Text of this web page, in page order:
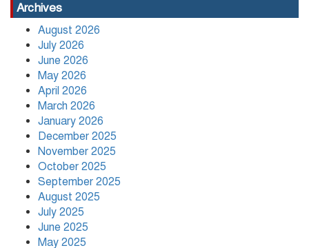
বাংলা, ইংরেজি ও গণিতে কোনো শিক্ষার্থী যেন
Archives
August 2026
July 2026
June 2026
May 2026
April 2026
March 2026
January 2026
December 2025
November 2025
October 2025
September 2025
August 2025
July 2025
June 2025
May 2025